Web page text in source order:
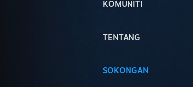
KOMUNITI
TENTANG
SOKONGAN